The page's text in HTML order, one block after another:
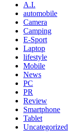
A.I.
automobile
Camera
Camping
E-Sport
Laptop
lifestyle
Mobile
News
PC
PR
Review
Smartphone
Tablet
Uncategorized